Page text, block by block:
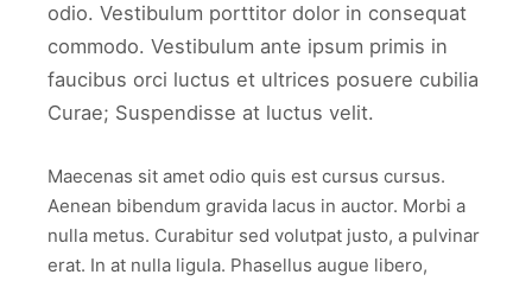
odio. Vestibulum porttitor dolor in consequat
commodo. Vestibulum ante ipsum primis in
faucibus orci luctus et ultrices posuere cubilia
Curae; Suspendisse at luctus velit.
Maecenas sit amet odio quis est cursus cursus.
Aenean bibendum gravida lacus in auctor. Morbi a
nulla metus. Curabitur sed volutpat justo, a pulvinar
erat. In at nulla ligula. Phasellus augue libero,